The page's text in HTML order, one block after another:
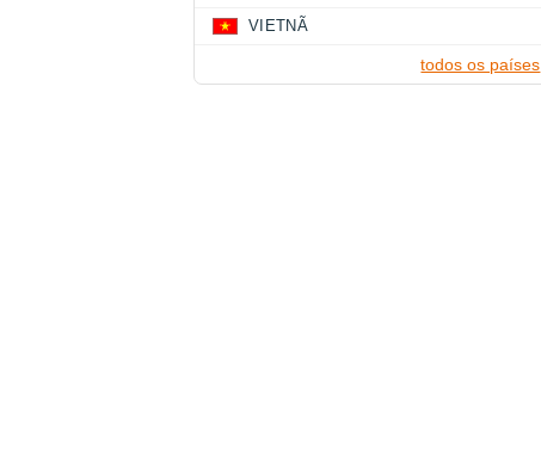
VIETNÃ
todos os países